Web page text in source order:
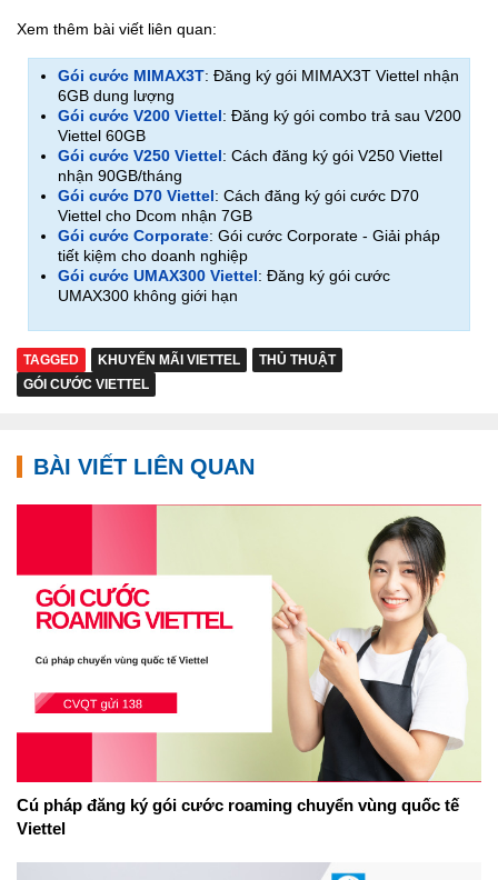
Xem thêm bài viết liên quan:
Gói cước MIMAX3T: Đăng ký gói MIMAX3T Viettel nhận
6GB dung lượng
Gói cước V200 Viettel: Đăng ký gói combo trả sau V200
Viettel 60GB
Gói cước V250 Viettel: Cách đăng ký gói V250 Viettel
nhận 90GB/tháng
Gói cước D70 Viettel: Cách đăng ký gói cước D70
Viettel cho Dcom nhận 7GB
Gói cước Corporate: Gói cước Corporate - Giải pháp
tiết kiệm cho doanh nghiệp
Gói cước UMAX300 Viettel: Đăng ký gói cước
UMAX300 không giới hạn
TAGGED KHUYẾN MÃI VIETTEL
THỦ THUẬT
GÓI CƯỚC VIETTEL
BÀI VIẾT LIÊN QUAN
Cú pháp đăng ký gói cước roaming chuyển vùng quốc tế
Viettel